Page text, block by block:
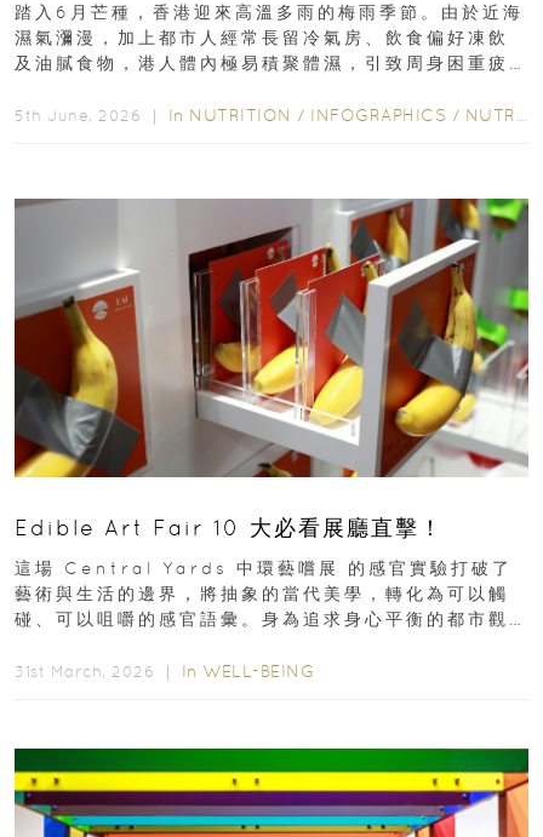
踏入6月芒種，香港迎來高溫多雨的梅雨季節。由於近海
濕氣瀰漫，加上都市人經常長留冷氣房、飲食偏好凍飲
及油膩食物，港人體內極易積聚體濕，引致周身困重疲
狀...
5th June, 2026 ｜ In NUTRITION / INFOGRAPHICS / NUTRITION
Edible Art Fair 10 大必看展廳直擊！
這場 Central Yards 中環藝嚐展 的感官實驗打破了
藝術與生活的邊界，將抽象的當代美學，轉化為可以觸
碰、可以咀嚼的感官語彙。身為追求身心平衡的都市觀
31st March, 2026 ｜ In WELL-BEING